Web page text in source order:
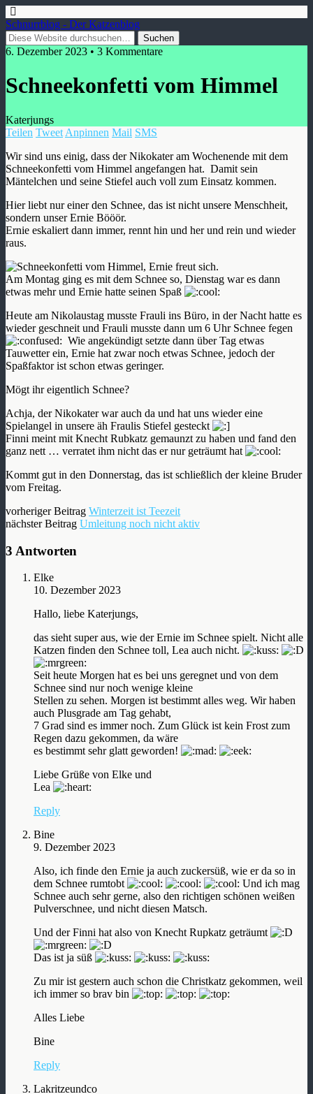
Schnurrblog - Der Katzenblog
6. Dezember 2023 • 3 Kommentare
Schneekonfetti vom Himmel
Katerjungs
Teilen Tweet Anpinnen Mail SMS
Wir sind uns einig, dass der Nikokater am Wochenende mit dem
Schneekonfetti vom Himmel angefangen hat. Damit sein
Mäntelchen und seine Stiefel auch voll zum Einsatz kommen.
Hier liebt nur einer den Schnee, das ist nicht unsere Menschheit,
sondern unser Ernie Bööör.
Ernie eskaliert dann immer, rennt hin und her und rein und wieder
raus.
Am Montag ging es mit dem Schnee so, Dienstag war es dann
etwas mehr und Ernie hatte seinen Spaß
Heute am Nikolaustag musste Frauli ins Büro, in der Nacht hatte es
wieder geschneit und Frauli musste dann um 6 Uhr Schnee fegen
Wie angekündigt setzte dann über Tag etwas
Tauwetter ein, Ernie hat zwar noch etwas Schnee, jedoch der
Spaßfaktor ist schon etwas geringer.
Mögt ihr eigentlich Schnee?
Achja, der Nikokater war auch da und hat uns wieder eine
Spielangel in unsere äh Fraulis Stiefel gesteckt
Finni meint mit Knecht Rubkatz gemaunzt zu haben und fand den
ganz nett … verratet ihm nicht das er nur geträumt hat
Kommt gut in den Donnerstag, das ist schließlich der kleine Bruder
vom Freitag.
vorheriger Beitrag Winterzeit ist Teezeit
nächster Beitrag Umleitung noch nicht aktiv
3 Antworten
Elke
10. Dezember 2023
Hallo, liebe Katerjungs,
das sieht super aus, wie der Ernie im Schnee spielt. Nicht alle
Katzen finden den Schnee toll, Lea auch nicht.
Seit heute Morgen hat es bei uns geregnet und von dem
Schnee sind nur noch wenige kleine
Stellen zu sehen. Morgen ist bestimmt alles weg. Wir haben
auch Plusgrade am Tag gehabt,
7 Grad sind es immer noch. Zum Glück ist kein Frost zum
Regen dazu gekommen, da wäre
es bestimmt sehr glatt geworden!
Liebe Grüße von Elke und
Lea
Reply
Bine
9. Dezember 2023
Also, ich finde den Ernie ja auch zuckersüß, wie er da so in
dem Schnee rumtobt
Und ich mag
Schnee auch sehr gerne, also den richtigen schönen weißen
Pulverschnee, und nicht diesen Matsch.
Und der Finni hat also von Knecht Rupkatz geträumt
Das ist ja süß
Zu mir ist gestern auch schon die Christkatz gekommen, weil
ich immer so brav bin
Alles Liebe
Bine
Reply
Lakritzeundco